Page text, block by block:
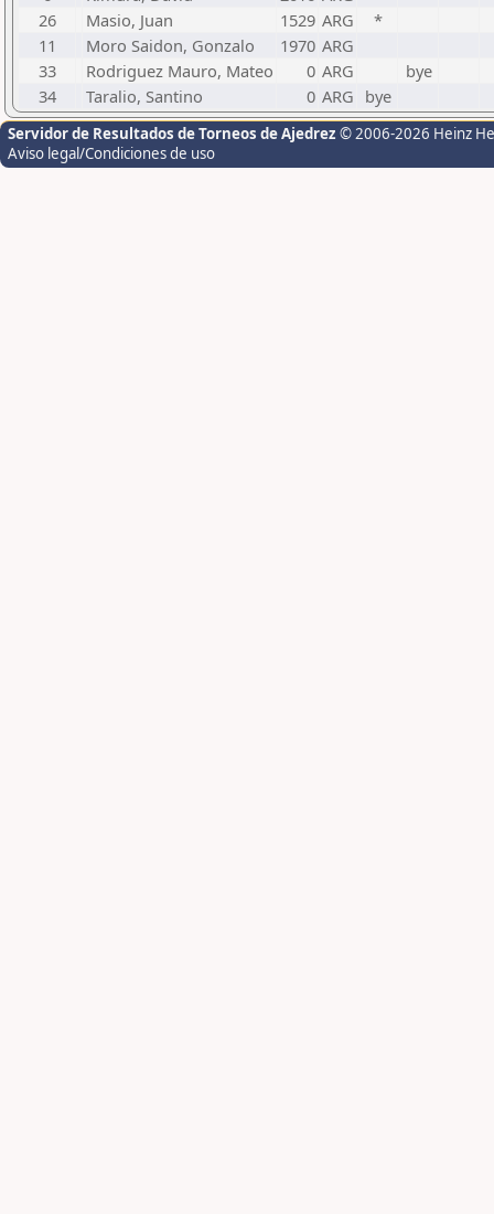
26
Masio, Juan 1529 ARG
*
11
Moro Saidon, Gonzalo 1970 ARG
33
Rodriguez Mauro, Mateo 0 ARG
bye
34
Taralio, Santino 0 ARG bye
Servidor de Resultados de Torneos de Ajedrez © 2006-2026 Heinz
Aviso legal/Condiciones de uso